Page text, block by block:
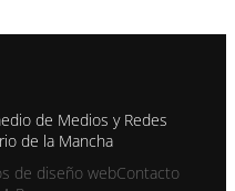
de Medios y Redes
de la Mancha
de diseño webContacto